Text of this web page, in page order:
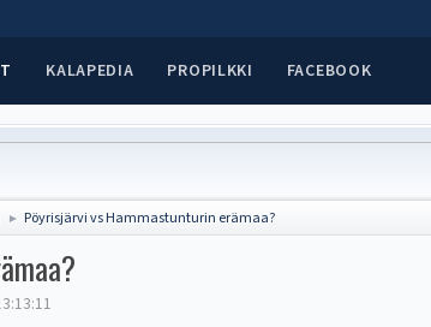
KALAPEDIA PROPILKKI FACEBOOK
► Pöyrisjärvi vs Hammastunturin erämaa?